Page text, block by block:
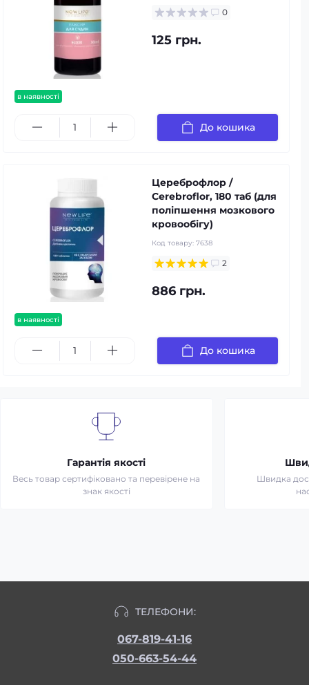
в наявності
0
125 грн.
До кошика
в наявності
Цереброфлор /
Cerebroflor, 180 таб (для
поліпшення мозкового
кровообігу)
Код товару: 7638
2
886 грн.
До кошика
Гарантія якості
Весь товар сертифіковано та перевірене на
знак якості
Швидка
ТЕЛЕФОНИ:
067-819-41-16
050-663-54-44